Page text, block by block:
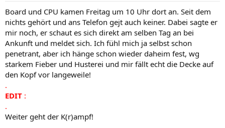
Board und CPU kamen Freitag um 10 Uhr dort an. Seit dem
nichts gehört und ans Telefon gejt auch keiner. Dabei sagte er
mir noch, er schaut es sich direkt am selben Tag an bei
Ankunft und meldet sich. Ich fühl mich ja selbst schon
penetrant, aber ich hänge schon wieder daheim fest, wg
starkem Fieber und Husterei und mir fällt echt die Decke auf
den Kopf vor langeweile!
.
EDIT :
.
Weiter geht der K(r)ampf!